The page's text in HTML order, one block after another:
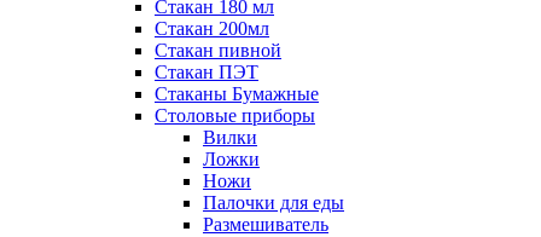
Стакан 180 мл
Стакан 200мл
Стакан пивной
Стакан ПЭТ
Стаканы Бумажные
Столовые приборы
Вилки
Ложки
Ножи
Палочки для еды
Размешиватель